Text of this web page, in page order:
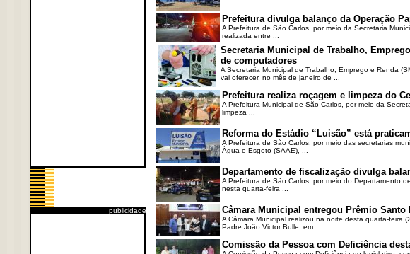
publicidade
Prefeitura divulga balanço da Operação
A Prefeitura de São Carlos, por meio da Secretaria
realizada entre ...
Secretaria Municipal de Trabalho,
de computadores
A Secretaria Municipal de Trabalho, Emprego e Renda
vai oferecer, no mês de janeiro de ...
Prefeitura realiza roçagem e limpeza do
A Prefeitura Municipal de São Carlos, por meio da
limpeza ...
Reforma do Estádio “Luisão” está
A Prefeitura de São Carlos, por meio das secretarias
Água e Esgoto (SAAE), ...
Departamento de fiscalização divulga
A Prefeitura de São Carlos, por meio do Departamento
nesta quarta-feira ...
Câmara Municipal entregou Prêmio
A Câmara Municipal realizou na noite desta quarta-feira
Padre João Victor Bulle, em ...
Comissão da Pessoa com Deficiência